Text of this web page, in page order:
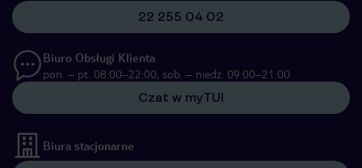
22 255 04 02
Biuro Obsługi Klienta
pon. – pt. 08:00–22:00, sob. – niedz. 09:00–21:00
Czat w myTUI
Biura stacjonarne